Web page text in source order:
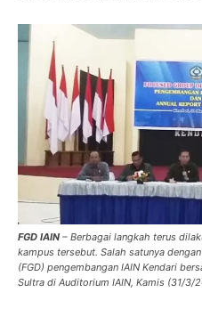
FGD IAIN – Berbagai langkah terus
kampus tersebut. Salah satunya
(FGD) pengembangan IAIN Kendari
Sultra di Auditorium IAIN, Kamis (31/3/